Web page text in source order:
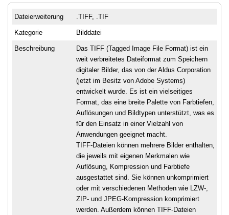
Dateierweiterung .TIFF, .TIF
Kategorie Bilddatei
Beschreibung
Das TIFF (Tagged Image File Format) ist ein
weit verbreitetes Dateiformat zum Speichern
digitaler Bilder, das von der Aldus Corporation
(jetzt im Besitz von Adobe Systems)
entwickelt wurde. Es ist ein vielseitiges
Format, das eine breite Palette von Farbtiefen,
Auflösungen und Bildtypen unterstützt, was es
für den Einsatz in einer Vielzahl von
Anwendungen geeignet macht.
TIFF-Dateien können mehrere Bilder enthalten,
die jeweils mit eigenen Merkmalen wie
Auflösung, Kompression und Farbtiefe
ausgestattet sind. Sie können unkomprimiert
oder mit verschiedenen Methoden wie LZW-,
ZIP- und JPEG-Kompression komprimiert
werden. Außerdem können TIFF-Dateien